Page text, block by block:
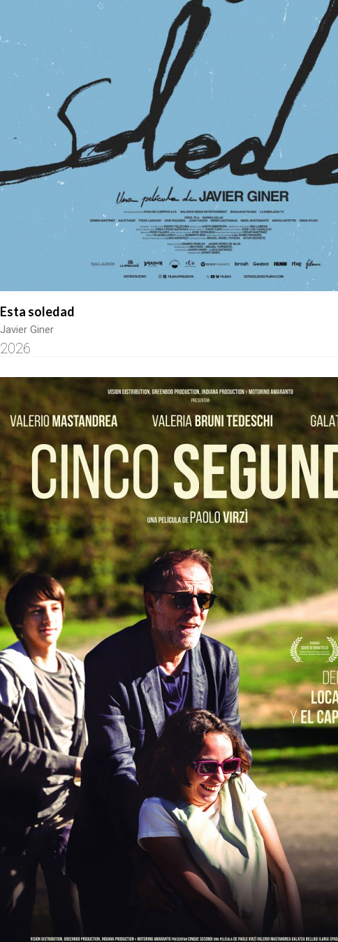
Esta soledad
Javier Giner
2026